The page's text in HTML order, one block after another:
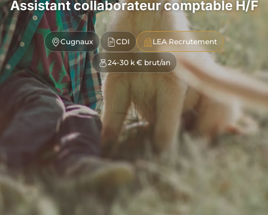
Assistant collaborateur comptable H/F
Cugnaux CDI LEA Recrutement
24-30 k € brut/an